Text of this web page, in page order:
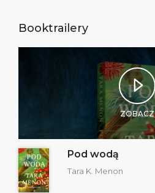
Booktrailery
ZOBACZ
Pod wodą
Tara K. Menon